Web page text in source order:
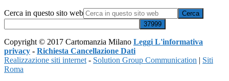
Cerca in questo sito web
Copyright © 2017 Cartomanzia Milano Leggi L'informativa
privacy - Richiesta Cancellazione Dati
Realizzazione siti internet - Solution Group Communication | Siti
Roma